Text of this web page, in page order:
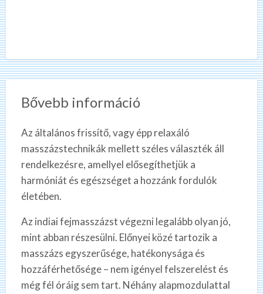
Bővebb információ
Az általános frissítő, vagy épp relaxáló
masszázstechnikák mellett széles választék áll
rendelkezésre, amellyel elősegíthetjük a
harmóniát és egészséget a hozzánk fordulók
életében.
Az indiai fejmasszázst végezni legalább olyan jó,
mint abban részesülni. Előnyei közé tartozik a
masszázs egyszerűsége, hatékonysága és
hozzáférhetősége – nem igényel felszerelést és
még fél óráig sem tart. Néhány alapmozdulattal